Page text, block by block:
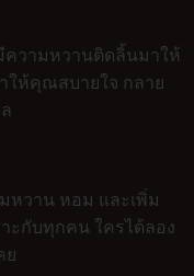
ความหวานติดลิ้นมาให้
ห้คุณสบายใจ กลาย
หวาน หอม และเพิ่ม
ะกับทุกคน ใครได้ลอง
ย